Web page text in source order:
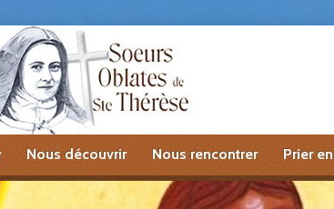
accueilNous découvrir Nous rencontrer Prier